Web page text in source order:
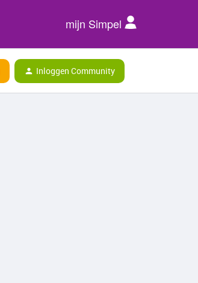
mijn Simpel
Inloggen Community